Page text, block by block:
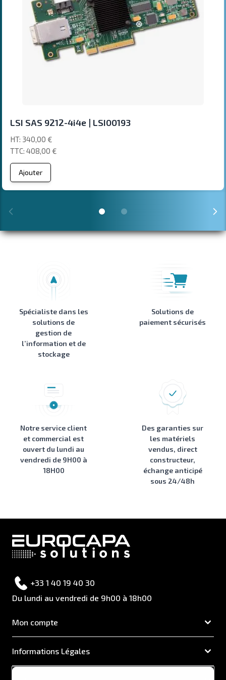
LSI SAS 9212-4i4e | LSI00193
408,00 €
340,00 €
Ajouter
Spécialiste dans les
solutions de
gestion de
l’information et de
stockage
Solutions de
paiement sécurisés
Notre service client
et commercial est
ouvert du lundi au
vendredi de 9H00 à
18H00
Des garanties sur
les matériels
vendus, direct
constructeur,
échange anticipé
sous 24/48h
+33 1 40 19 40 30
Du lundi au vendredi de 9h00 à 18h00
Mon compte
Informations Légales